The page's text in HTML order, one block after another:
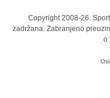
Copyright 2008-26.
zadržana. Zabranjeno
o